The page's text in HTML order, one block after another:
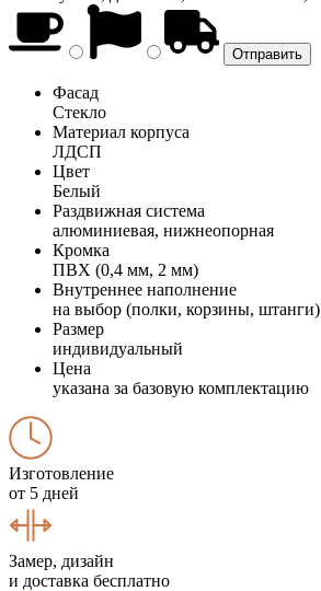
Фасад
Стекло
Материал корпуса
ЛДСП
Цвет
Белый
Раздвижная система
алюминиевая, нижнеопорная
Кромка
ПВХ (0,4 мм, 2 мм)
Внутреннее наполнение
на выбор (полки, корзины, штанги)
Размер
индивидуальный
Цена
указана за базовую комплектацию
Изготовление
от 5 дней
Замер, дизайн
и доставка бесплатно